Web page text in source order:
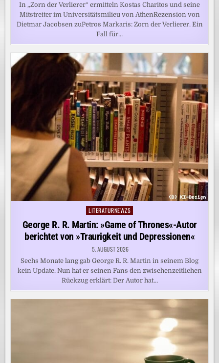
In „Zorn der Verlierer“ ermitteln Kostas Charitos und seine
Mitstreiter im Universitätsmilieu von AthenRezension von
Dietmar Jacobsen zuPetros Markaris: Zorn der Verlierer. Ein
Fall für…
Posted
in
LITERATURNEWZS
George R. R. Martin: »Game of Thrones«-Autor
berichtet von »Traurigkeit und Depressionen«
5. AUGUST 2026
Sechs Monate lang gab George R. R. Martin in seinem Blog
kein Update. Nun hat er seinen Fans den zwischenzeitlichen
Rückzug erklärt: Der Autor hat…